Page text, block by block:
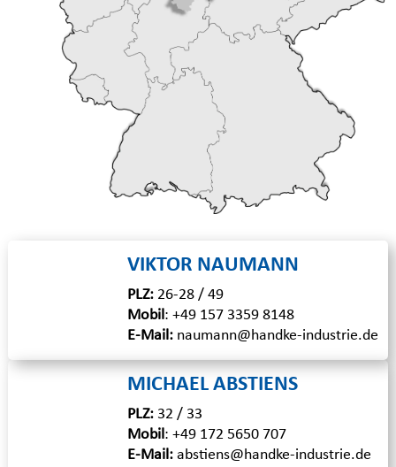
VIKTOR NAUMANN
PLZ:26-28 / 49
Mobil: +49 157 3359 8148
E-Mail: naumann@handke-industrie.de
MICHAEL ABSTIENS
PLZ:32 / 33
Mobil: +49 172 5650 707
E-Mail: abstiens@handke-industrie.de